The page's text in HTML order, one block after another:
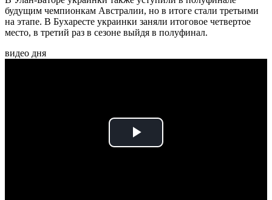
будущим чемпионкам Австралии, но в итоге стали третьими
на этапе. В Бухаресте украинки заняли итоговое четвертое
место, в третий раз в сезоне выйдя в полуфинал.
видео дня
Play